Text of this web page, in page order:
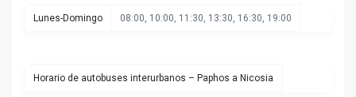
Lunes-Domingo 08:00, 10:00, 11:30, 13:30, 16:30, 19:00
Horario de autobuses interurbanos – Paphos a Nicosia